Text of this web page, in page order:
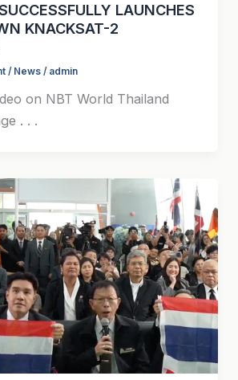
LAUNCHES
KNACKSAT-2
/ News/ admin
on NBT World Thailand
. . .